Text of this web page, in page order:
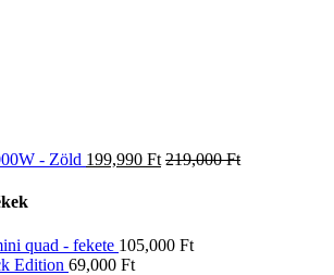
- Zöld 199,990 Ft 219,000Ft
quad - fekete 105,000 Ft
Edition 69,000 Ft